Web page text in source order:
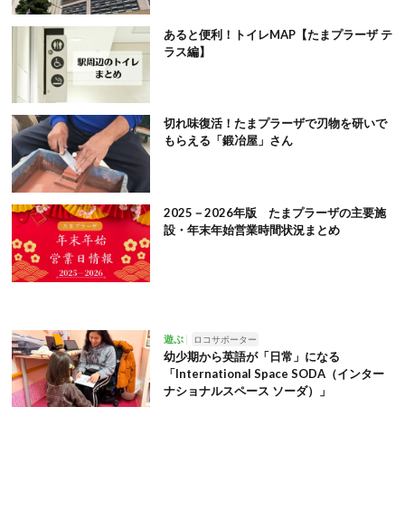
あると便利！トイレMAP【たまプラーザ テ
ラス編】
切れ味復活！たまプラーザで刃物を研いで
もらえる「鍛冶屋」さん
2025－2026年版 たまプラーザの主要施
設・年末年始営業時間状況まとめ
遊ぶ ロコサポーター
幼少期から英語が「日常」になる
「International Space SODA（インター
ナショナルスペース ソーダ）」